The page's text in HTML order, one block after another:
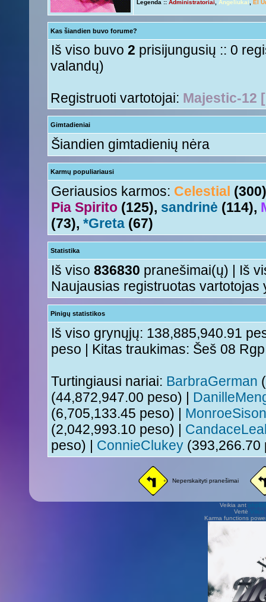
Anny!« Ant 01 Rgs, 2015 11:50 am »Ir tave
Tori« Ant 01 Rgs, 2015 11:17 am »Su naujais mokslo metais
aha
Legenda :: Administratoriai Angeliukai El
Kas šiandien buvo forume?
Iš viso buvo 2 prisijungusių :: 0
valandų)
Registruoti vartotojai: Majestic-12
Gimtadieniai
Šiandien gimtadienių nėra
Karmų populiariausi
Geriausios karmos: Celestial
Pia Spirito (125), sandrinė (114),
(73), *Greta (67)
Statistika
Iš viso 836830 pranešimai(ų) | Iš
Naujausias registruotas vartotojas
Pinigų statistikos
Iš viso grynųjų: 138,885,940.91
peso | Kitas traukimas: Šeš 08
Turtingiausi nariai: BarbraGerman
(44,872,947.00 peso) |
(6,705,133.45 peso) | MonroeSison
(2,042,993.10 peso) |
peso) | ConnieClukey
Neperskaityti pranešimai
Veikia ant
Vertė Vilius
Karma functions